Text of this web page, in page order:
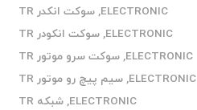
ELECTRONIC
,
سوکت انکدر TR
ELECTRONIC
,
سوکت انکودر TR
ELECTRONIC
,
سوکت سرو موتور TR
ELECTRONIC
,
سیم پیچ رو موتور TR
ELECTRONIC
,
شبکه TR